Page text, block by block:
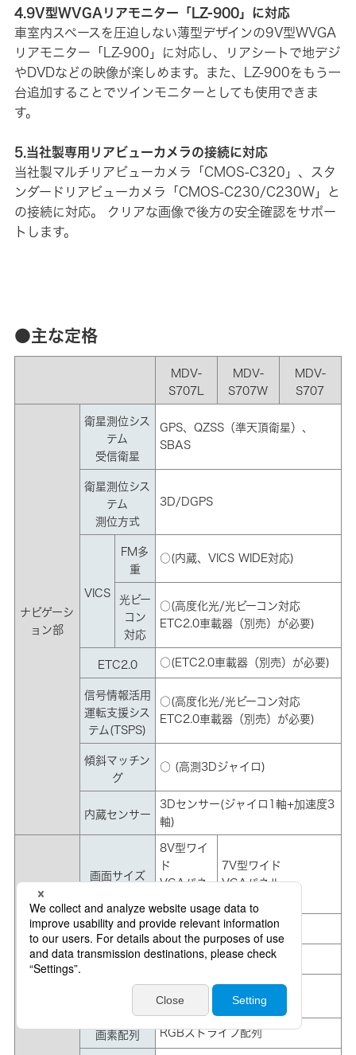
4.9V型WVGAリアモニター「LZ-900」に対応
車室内スペースを圧迫しない薄型デザインの9V型WVGA
リアモニター「LZ-900」に対応し、リアシートで地デジ
やDVDなどの映像が楽しめます。また、LZ-900をもう一
台追加することでツインモニターとしても使用できま
す。
5.当社製専用リアビューカメラの接続に対応
当社製マルチリアビューカメラ「CMOS-C320」、スタ
ンダードリアビューカメラ「CMOS-C230/C230W」と
の接続に対応。 クリアな画像で後方の安全確認をサポー
トします。
●主な定格
MDV-
S707L
MDV-
S707W
MDV-
S707
ナビゲーシ
ョン部
衛星測位シス
テム
受信衛星
GPS、QZSS（準天頂衛星）、
SBAS
衛星測位シス
テム
測位方式
3D/DGPS
VICS
FM多
重
○(内蔵、VICS WIDE対応)
光ビー
コン
対応
○(高度化光/光ビーコン対応
ETC2.0車載器（別売）が必要)
ETC2.0 ○(ETC2.0車載器（別売）が必要)
信号情報活用
運転支援シス
テム(TSPS)
○(高度化光/光ビーコン対応
ETC2.0車載器（別売）が必要)
傾斜マッチン
グ
○ (高測3Dジャイロ)
内蔵センサー
3Dセンサー(ジャイロ1軸+加速度3
軸)
画面サイズ
8V型ワイ
ド
VGAパネ
7V型ワイド
VGAパネル
表示方式 透過型TN液晶
駆動方式 TFTアクティブマトリクス
1,152,000個 /
800H×RGB×480V
画素配列 RGBストライプ配列